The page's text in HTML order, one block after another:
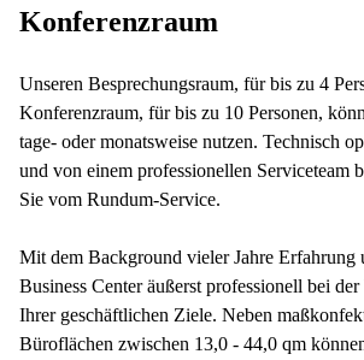
Konferenzraum
Unseren Besprechungsraum, für bis zu 4
Konferenzraum, für bis zu 10 Personen,
tage- oder monatsweise nutzen. Technisch
und von einem professionellen Serviceteam
Sie vom Rundum-Service.
Mit dem Background vieler Jahre Erfahrung
Business Center äußerst professionell bei
Ihrer geschäftlichen Ziele. Neben
Büroflächen zwischen 13,0 - 44,0 qm